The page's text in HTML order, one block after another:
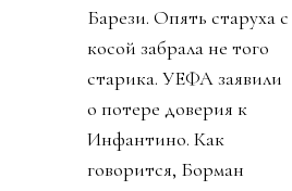
Барези. Опять старуха с
косой забрала не того
старика. УЕФА заявили
о потере доверия к
Инфантино. Как
говорится, Борман